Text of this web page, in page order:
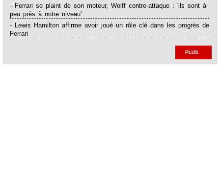
- Ferrari se plaint de son moteur, Wolff contre-attaque : 'ils sont à
peu près à notre niveau'
- Lewis Hamilton affirme avoir joué un rôle clé dans les progrès de
Ferrari
PLUS